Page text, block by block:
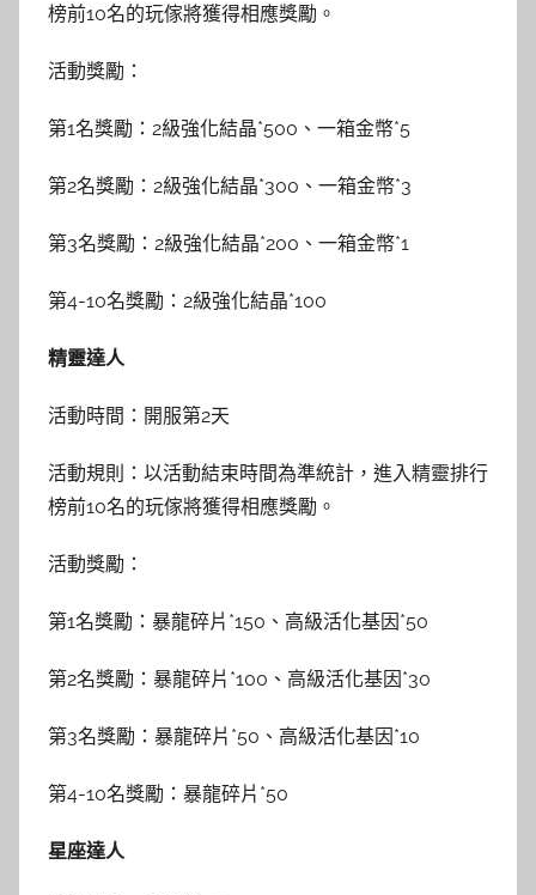
榜前10名的玩傢將獲得相應獎勵。
活動獎勵：
第1名獎勵：2級強化結晶*500、一箱金幣*5
第2名獎勵：2級強化結晶*300、一箱金幣*3
第3名獎勵：2級強化結晶*200、一箱金幣*1
第4-10名獎勵：2級強化結晶*100
精靈達人
活動時間：開服第2天
活動規則：以活動結束時間為準統計，進入精靈排行
榜前10名的玩傢將獲得相應獎勵。
活動獎勵：
第1名獎勵：暴龍碎片*150、高級活化基因*50
第2名獎勵：暴龍碎片*100、高級活化基因*30
第3名獎勵：暴龍碎片*50、高級活化基因*10
第4-10名獎勵：暴龍碎片*50
星座達人